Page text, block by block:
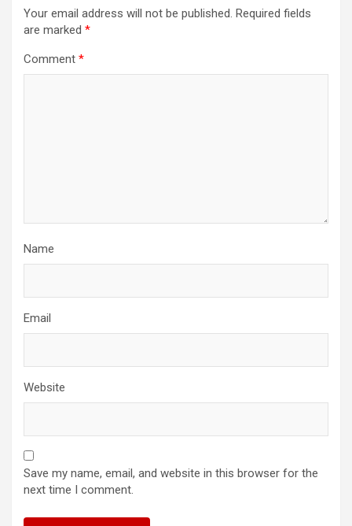
Your email address will not be published. Required fields
are marked *
Comment *
Name
Email
Website
Save my name, email, and website in this browser for the
next time I comment.